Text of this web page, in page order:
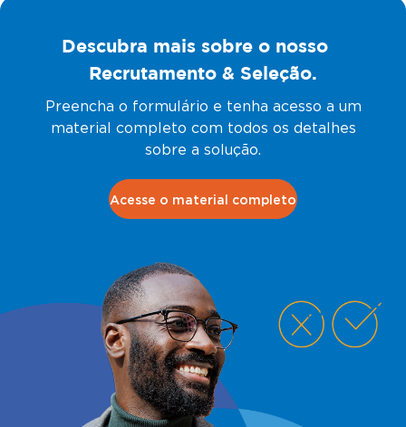
Descubra mais sobre o nosso
Recrutamento & Seleção.
Preencha o formulário e tenha acesso a um
material completo com todos os detalhes
sobre a solução.
Acesse o material completo